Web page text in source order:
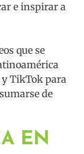
e inspirar a
que se
TikTok para
de
EN